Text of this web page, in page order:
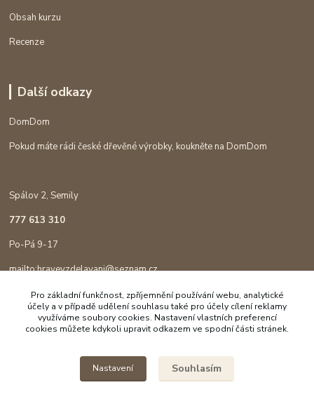
Obsah kurzu
Recenze
Další odkazy
DomDom
Pokud máte rádi české dřevěné výrobky, koukněte na DomDom
Spálov 2, Semily
777 613 310
Po-Pá 9-17
mailto:hravevzdelavani@seznam.cz
Pro základní funkčnost, zpříjemnění používání webu, analytické
účely a v případě udělení souhlasu také pro účely cílení reklamy
využíváme soubory cookies. Nastavení vlastních preferencí
cookies můžete kdykoli upravit odkazem ve spodní části stránek.
Nastavení Souhlasím